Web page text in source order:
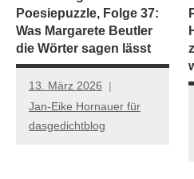
Poesiepuzzle, Folge 37:
Was Margarete Beutler
die Wörter sagen lässt
13. März 2026
Jan-Eike Hornauer für
dasgedichtblog